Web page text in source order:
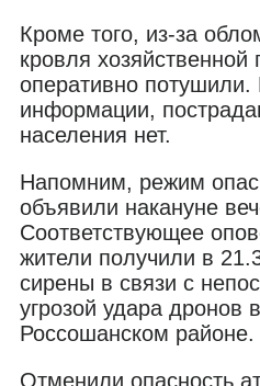
Кроме того, из-за
кровля
оперативно потушили.
информации,
населения нет.
Напомним, режим
объявили накануне
Соответствующее
жители получили в
сирены в связи с
угрозой удара дронов
Россошанском районе.
Отменили опасность